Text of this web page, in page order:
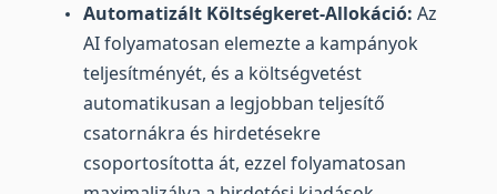
Automatizált Költségkeret-Allokáció: Az
AI folyamatosan elemezte a kampányok
teljesítményét, és a költségvetést
automatikusan a legjobban teljesítő
csatornákra és hirdetésekre
csoportosította át, ezzel folyamatosan